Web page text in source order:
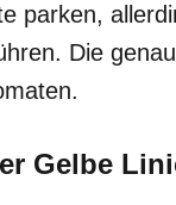
parken,
Die
Gelbe